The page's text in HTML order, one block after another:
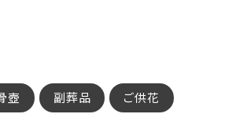
壺 副葬品 ご供花